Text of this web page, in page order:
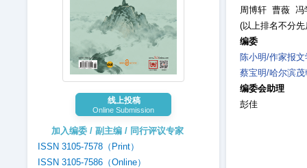
线上投稿
Online Submission
加入编委 / 副主编 / 同行评议专家
ISSN 3105-7578（Print）
ISSN 3105-7586（Online）
周博轩 曹薇 冯
(以上排名不分先
编委
陈小明/作家报
蔡宝明/哈尔滨
编委会助理
彭佳